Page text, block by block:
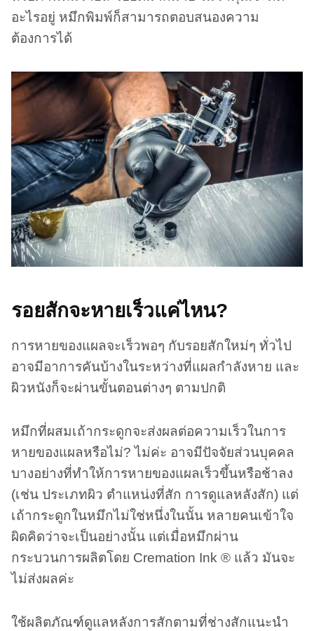
อะไรอยู่ หมึกพิมพ์ก็สามารถตอบสนองความ
ต้องการได้
รอยสักจะหายเร็วแค่ไหน?
การหายของแผลจะเร็วพอๆ กับรอยสักใหม่ๆ ทั่วไป
อาจมีอาการคันบ้างในระหว่างที่แผลกำลังหาย และ
ผิวหนังก็จะผ่านขั้นตอนต่างๆ ตามปกติ
หมึกที่ผสมเถ้ากระดูกจะส่งผลต่อความเร็วในการ
หายของแผลหรือไม่? ไม่ค่ะ อาจมีปัจจัยส่วนบุคคล
บางอย่างที่ทำให้การหายของแผลเร็วขึ้นหรือช้าลง
(เช่น ประเภทผิว ตำแหน่งที่สัก การดูแลหลังสัก) แต่
เถ้ากระดูกในหมึกไม่ใช่หนึ่งในนั้น หลายคนเข้าใจ
ผิดคิดว่าจะเป็นอย่างนั้น แต่เมื่อหมึกผ่าน
กระบวนการผลิตโดย Cremation Ink ® แล้ว มันจะ
ไม่ส่งผลค่ะ
ใช้ผลิตภัณฑ์ดูแลหลังการสักตามที่ช่างสักแนะนำ